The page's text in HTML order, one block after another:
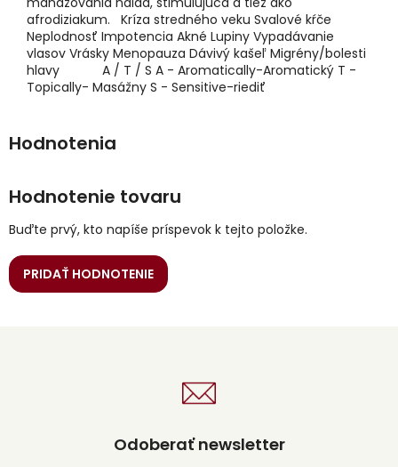
afrodiziakum. Kríza stredného veku Svalové kŕče
Neplodnosť Impotencia Akné Lupiny Vypadávanie
vlasov Vrásky Menopauza Dávivý kašeľ Migrény/bolesti
hlavy A / T / S A - Aromatically-Aromatický T -
Topically- Masážny S - Sensitive-riediť
Hodnotenie tovaru
Buďte prvý, kto napíše príspevok k tejto položke.
PRIDAŤ HODNOTENIE
Odoberať newsletter